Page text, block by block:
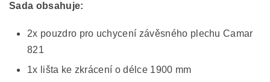
Sada obsahuje:
2x pouzdro pro uchycení závěsného plechu Camar
821
1x lišta ke zkrácení o délce 1900 mm